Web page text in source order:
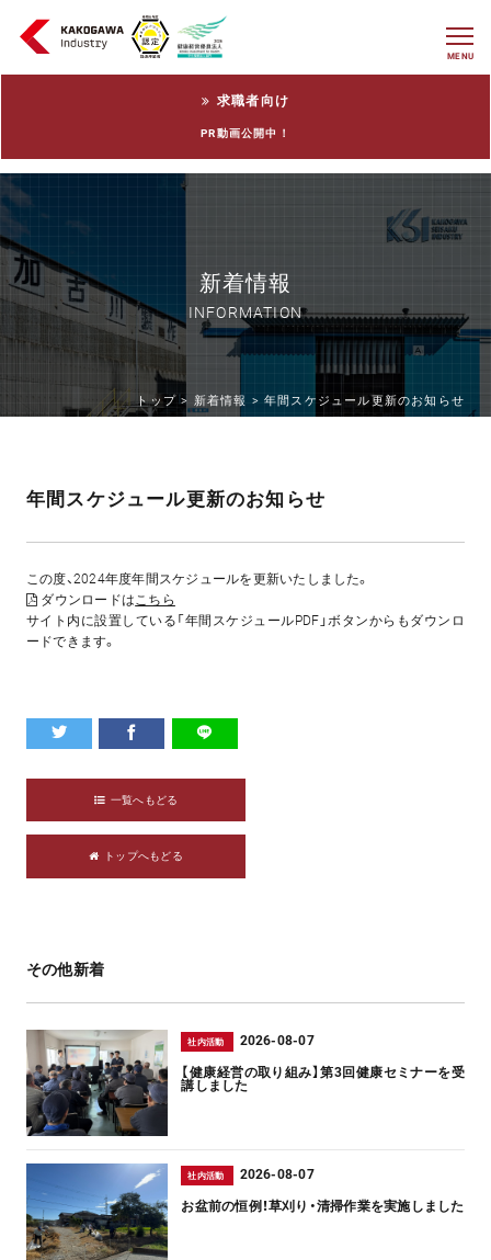
MENU
求職者向け
PR動画公開中！
新着情報
INFORMATION
トップ > 新着情報 > 年間スケジュール更新のお知らせ
年間スケジュール更新のお知らせ
この度、2024年度年間スケジュールを更新いたしました。
ダウンロードはこちら
サイト内に設置している「年間スケジュールPDF」ボタンからもダウンロ
ードできます。
一覧へもどる
トップへもどる
その他新着
社内活動 2026-08-07
【健康経営の取り組み】第3回健康セミナーを受
講しました
社内活動 2026-08-07
お盆前の恒例！草刈り・清掃作業を実施しました